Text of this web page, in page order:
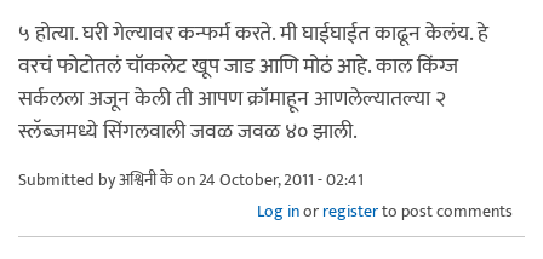
५ होत्या. घरी गेल्यावर कन्फर्म करते. मी घाईघाईत काढून केलंय. हे
वरचं फोटोतलं चॉकलेट खूप जाड आणि मोठं आहे. काल किंग्ज
सर्कलला अजून केली ती आपण क्रॉमाहून आणलेल्यातल्या २
स्लॅब्जमध्ये सिंगलवाली जवळ जवळ ४० झाली.
Submitted byअश्विनी केon 24 October, 2011 - 02:41
Log inorregisterto post comments